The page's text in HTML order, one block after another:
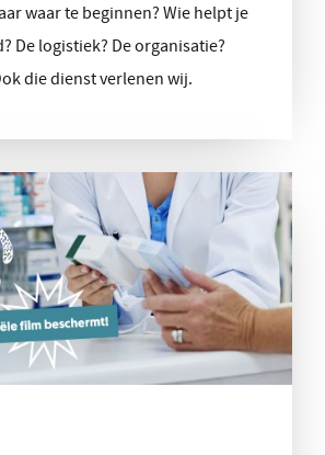
waar te beginnen? Wie helpt je
De logistiek? De organisatie?
die dienst verlenen wij.